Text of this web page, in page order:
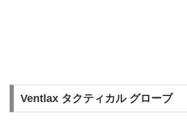
Ventlax タクティカル グローブ